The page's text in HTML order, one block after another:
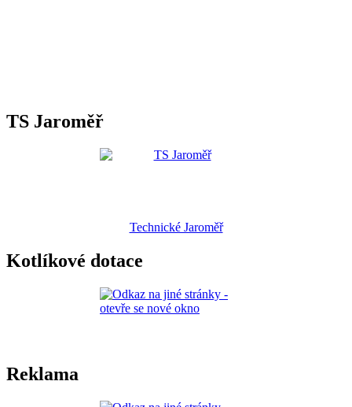
TS Jaroměř
Technické Jaroměř
Kotlíkové dotace
Reklama